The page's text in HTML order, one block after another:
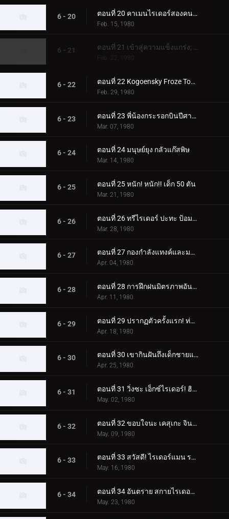
6 - 20 ตอนที่ 20 คาเมนไรเดอร์สองคนซึ่งเป็นอีกคนหนึ่ง
Feb. 15, 1980
6 - 21 ตอนที่ 21 เข้าสู่ความแข็งแกร่ง; สองคนขี่ปะทะ สัตว์ประหลาดที่น่าเกรงขามสองตัว
Feb. 22, 1980
6 - 22 ตอนที่ 22 Kogoensky Froze Tokyo 5 วินาทีที่แล้ว
Feb. 29, 1980
6 - 23 ตอนที่ 23 พี่น้องกระรอกบินปีศาจและนักขี่สองคน
Mar. 07, 1980
6 - 24 ตอนที่ 24 มนุษย์ยุง กลัวแก๊สพิษ
Mar. 14, 1980
6 - 25 ตอนที่ 25 หนัก! หนัก!! เด็ก 50 ตัน
Mar. 21, 1980
6 - 26 ตอนที่ 26 ทรีไรเดอร์ ปะทะ ป้อมปราการโรงเรียนของนีโอช็อคเกอร์
Mar. 28, 1980
6 - 27 ตอนที่ 27 กองกำลังแทงค์และมอนสเตอร์ เจเนอเรชั่นที่ 2 เต็มกำลังของนักขี่ทั้งแปดคน
Apr. 04, 1980
6 - 28 ตอนที่ 28 การฝึกฝนมิตรภาพอันยิ่งใหญ่ของนักขี่ทั้งแปด
Apr. 11, 1980
6 - 29 ตอนที่ 29 ปรากฏตัวครั้งแรก! ท่าจบที่เสริมความแข็งแกร่งของ Skyrider
Apr. 18, 1980
6 - 30 ตอนที่ 30 เขากินฝันถึงเด็กชายแปลกหน้าที่มาจากอเมซอน
Apr. 25, 1980
6 - 31 ตอนที่ 31 วิ่งซะ เอ็กซ์ไรเดอร์! ฮิโรชิ สึคุบะ! อย่าตาย!!
May. 02, 1980
6 - 32 ตอนที่ 32 ขอบใจนะ เคสุเกะ จิน! ทิ้งการโจมตีครั้งสุดท้ายไว้ที่ฉัน!!
May. 09, 1980
6 - 33 ตอนที่ 33 สวัสดี! ไรเดอร์แมน ระวังเนซึระแมนด้วย
May. 16, 1980
6 - 34 ตอนที่ 34 อันตราย สกายไรเดอร์! เขามาแล้ว! คาซามิ ชิโระ!!
May. 23, 1980